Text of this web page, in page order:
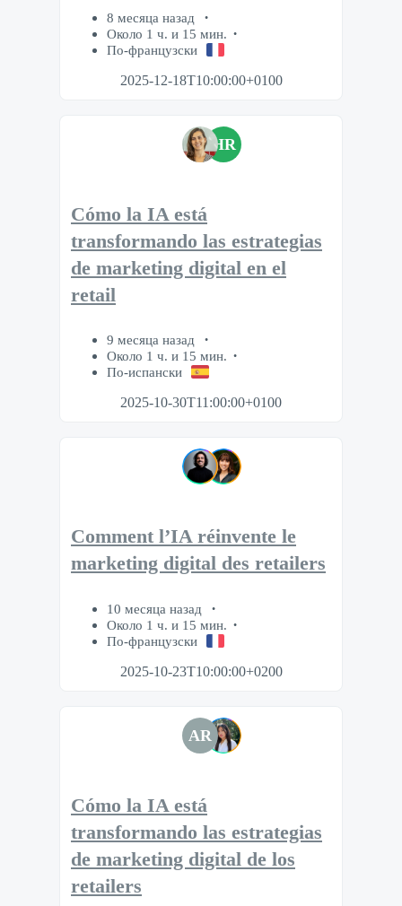
8 месяца назад
Около 1 ч. и 15 мин.
По-французски
2025-12-18T10:00:00+0100
HR
Cómo la IA está
transformando las estrategias
de marketing digital en el
retail
9 месяца назад
Около 1 ч. и 15 мин.
По-испански
2025-10-30T11:00:00+0100
Comment l’IA réinvente le
marketing digital des retailers
10 месяца назад
Около 1 ч. и 15 мин.
По-французски
2025-10-23T10:00:00+0200
AR
Cómo la IA está
transformando las estrategias
de marketing digital de los
retailers